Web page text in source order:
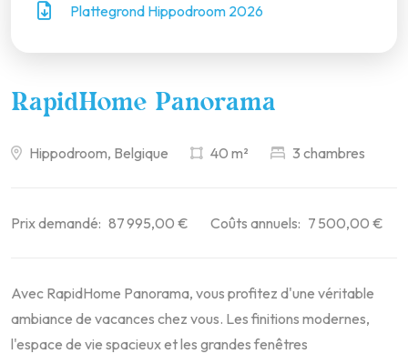
RapidHome Panorama
Hippodroom, Belgique 40 m² 3 chambres
Prix demandé: 87 995,00 € Coûts annuels: 7 500,00 €
Avec RapidHome Panorama, vous profitez d'une véritable
ambiance de vacances chez vous. Les finitions modernes,
l'espace de vie spacieux et les grandes fenêtres
Plattegrond Hippodroom 2026